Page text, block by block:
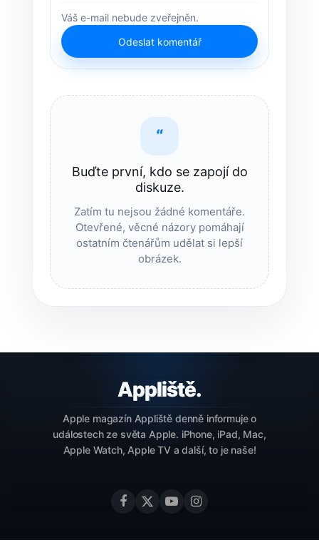
Váš e-mail nebude zveřejněn.
Odeslat komentář
“
Buďte první, kdo se zapojí do
diskuze.
Zatím tu nejsou žádné komentáře.
Otevřené, věcné názory pomáhají
ostatním čtenářům udělat si lepší
obrázek.
Apple magazín Appliště denně informuje o
událostech ze světa Apple. iPhone, iPad, Mac,
Apple Watch, Apple TV a další, to je naše!